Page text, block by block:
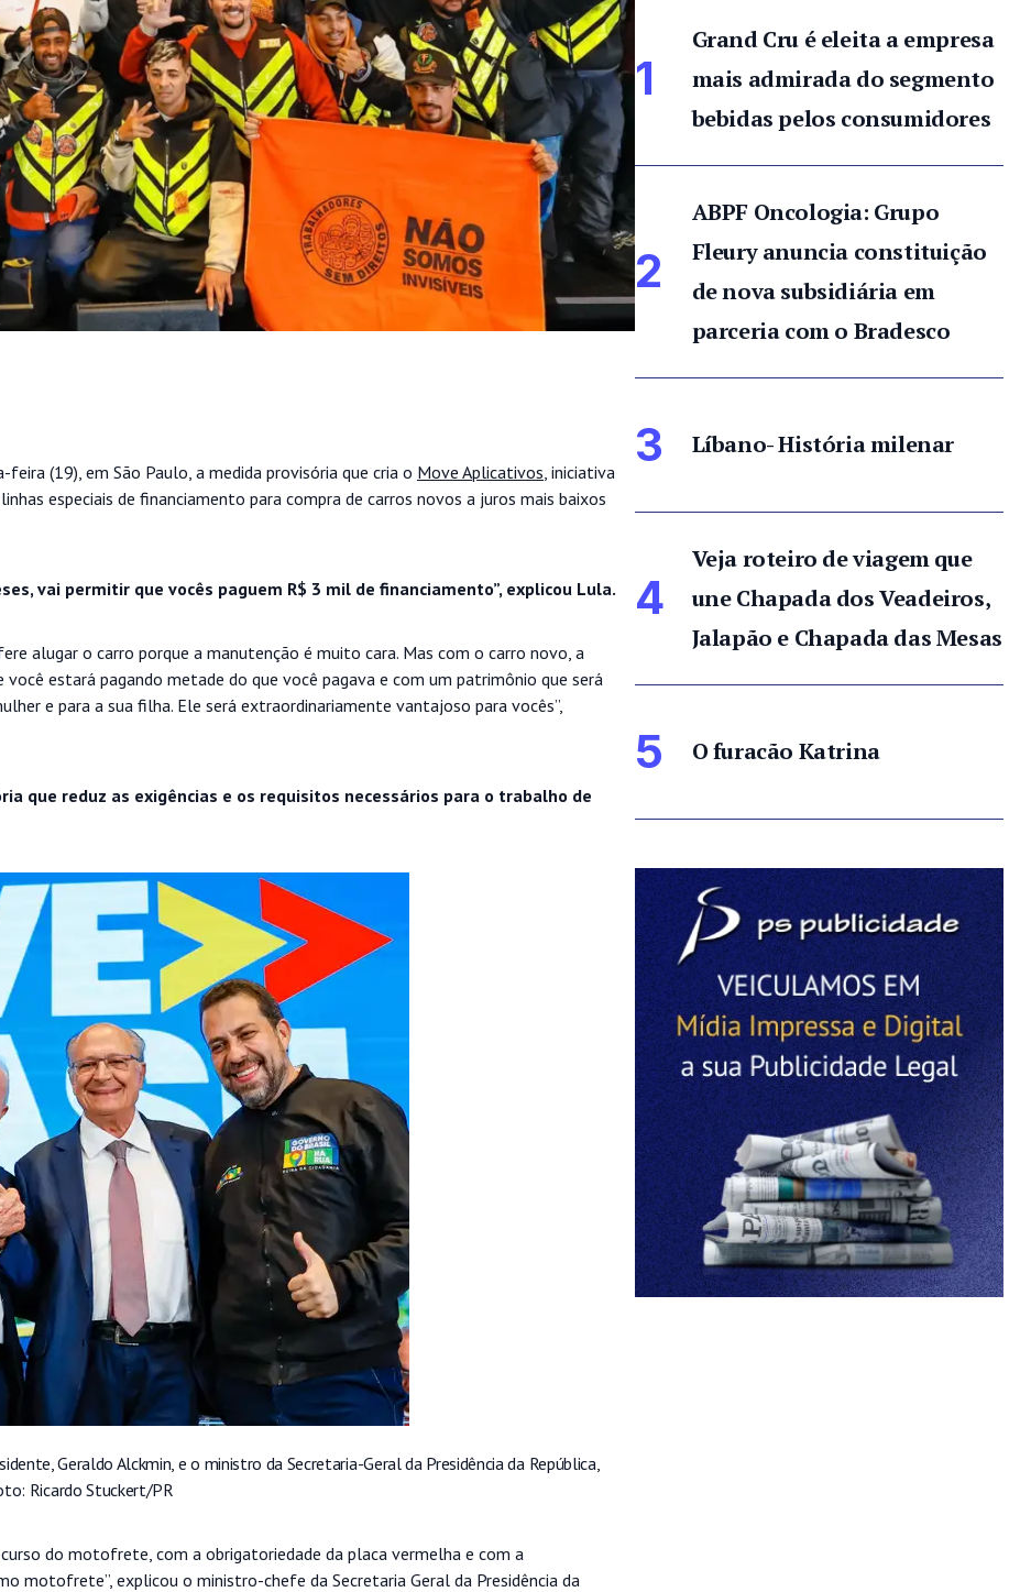
(19), em São Paulo, a medida provisória que cria o Move Aplicativos , iniciativa
linhas especiais de financiamento para compra de carros novos a juros mais baixos
vai permitir que vocês paguem R$ 3 mil de financiamento”, explicou Lula.
alugar o carro porque a manutenção é muito cara. Mas com o carro novo, a
estará pagando metade do que você pagava e com um patrimônio que será
e para a sua filha. Ele será extraordinariamente vantajoso para vocês”,
que reduz as exigências e os requisitos necessários para o trabalho de
Geraldo Alckmin, e o ministro da Secretaria-Geral da Presidência da República,
Ricardo Stuckert/PR
do motofrete, com a obrigatoriedade da placa vermelha e com a
motofrete”, explicou o ministro-chefe da Secretaria Geral da Presidência da
1
Grand Cru é eleita a empresa
mais admirada do segmento
bebidas pelos consumidores
2
ABPF Oncologia: Grupo
Fleury anuncia constituição
de nova subsidiária em
parceria com o Bradesco
3 Líbano- História milenar
4
Veja roteiro de viagem que
une Chapada dos Veadeiros,
Jalapão e Chapada das Mesas
5 O furacão Katrina